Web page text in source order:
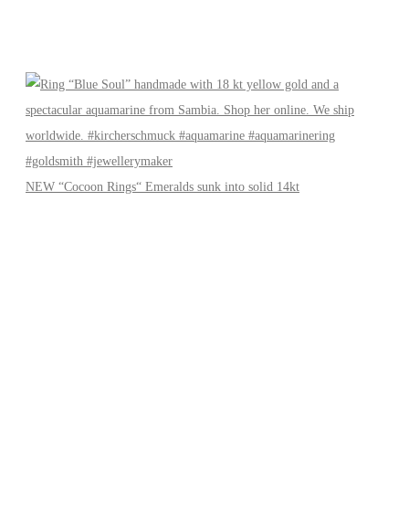
NEW “Cocoon Rings“ Emeralds sunk into solid 14kt